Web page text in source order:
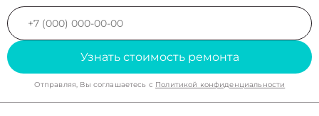
Узнать стоимость ремонта
Отправляя, Вы соглашаетесь с Политикой конфиденциальности